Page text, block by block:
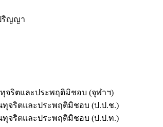
ริญญา
ทุจริตและประพฤติมิชอบ (จุฬาฯ)
ทุจริตและประพฤติมิชอบ (ป.ป.ช.)
ทุจริตและประพฤติมิชอบ (ป.ป.ท.)